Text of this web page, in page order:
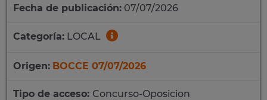
Fecha de publicación: 07/07/2026
Categoría: LOCAL
Origen: BOCCE 07/07/2026
Tipo de acceso: Concurso-Oposicion